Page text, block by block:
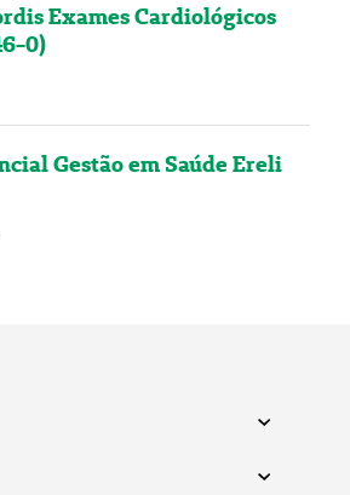
Exames Cardiológicos
0)
Gestão em Saúde Ereli